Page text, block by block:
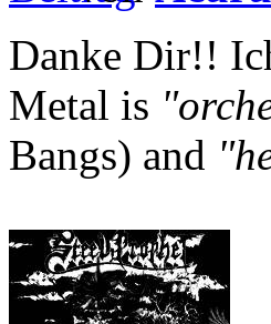
Danke Dir!!
Metal is
Bangs) and